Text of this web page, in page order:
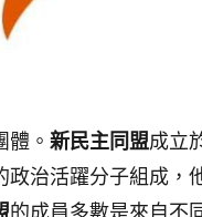
體。 新民主同盟成立
治活躍分子組成，
的成員多數是來自不